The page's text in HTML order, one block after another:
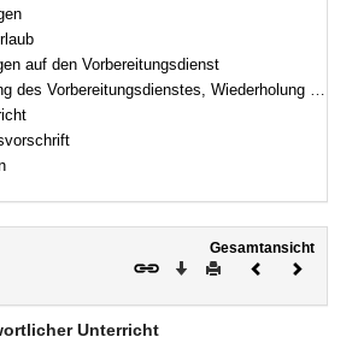
auf den Vorbereitungsdienst
Wiederholung einzelner Ausbildungsabschnitte
Gesamtansicht
Download
DruckenVorheriges
Unterricht